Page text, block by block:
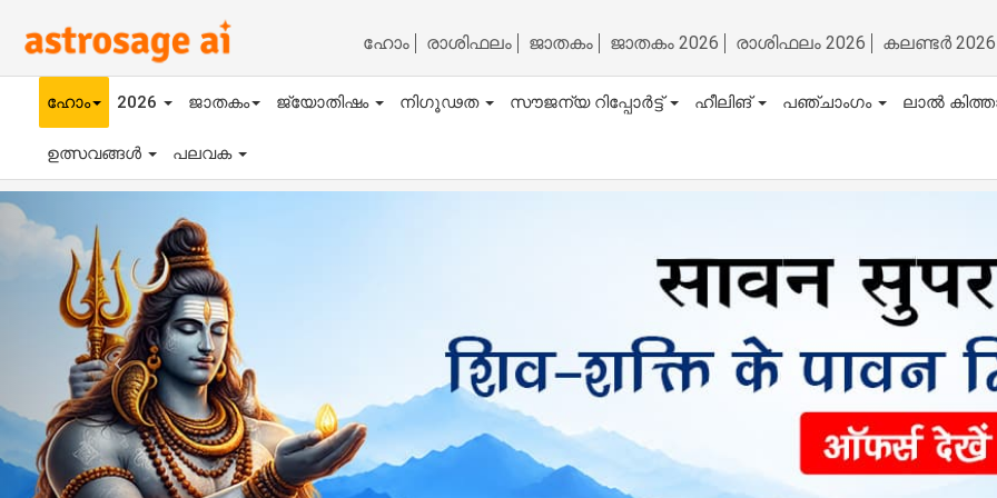
ഹോം രാശിഫലം ജാതകം ജാതകം 2026 രാശിഫലം 2026 കലണ്ടർ 2026
ഹോം 2026 ജാതകം ജ്യോതിഷം നിഗൂഢത സൗജന്യ റിപ്പോർട്ട് ഹീലിങ് പഞ്ചാംഗം ലാൽ
ഉത്സവങ്ങൾ പലവക
Previous